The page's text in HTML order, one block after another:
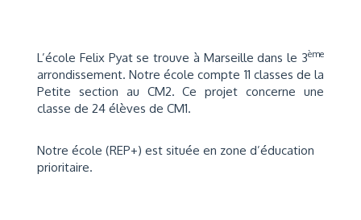
L’école Felix Pyat se trouve à Marseille dans le 3ème
arrondissement. Notre école compte 11 classes de la
Petite section au CM2. Ce projet concerne une
classe de 24 élèves de CM1.
Notre école (REP+) est située en zone d’éducation
prioritaire.